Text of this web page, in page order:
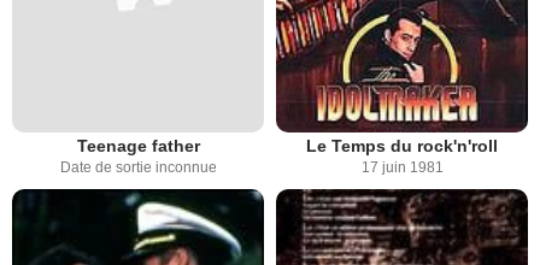
Teenage father
Date de sortie inconnue
Le Temps du rock'n'roll
17 juin 1981